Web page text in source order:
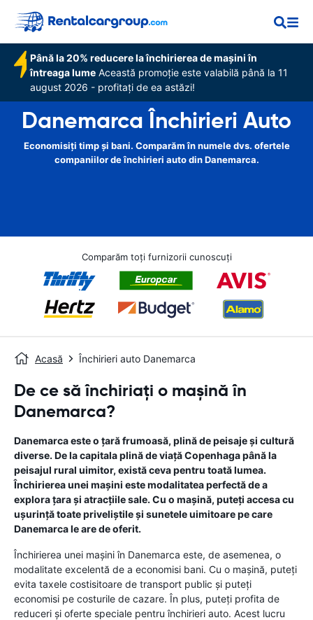
Până la 20% reducere la închirierea de mașini în
întreaga lume Această promoție este valabilă până la 11
august 2026 - profitați de ea astăzi!
Danemarca Închirieri Auto
Economisiți timp și bani. Comparăm în numele dvs. ofertele
companiilor de închirieri auto din Danemarca.
Comparăm toți furnizorii cunoscuți
Acasă Închirieri auto Danemarca
De ce să închiriați o mașină în
Danemarca?
Danemarca este o țară frumoasă, plină de peisaje și cultură
diverse. De la capitala plină de viață Copenhaga până la
peisajul rural uimitor, există ceva pentru toată lumea.
Închirierea unei mașini este modalitatea perfectă de a
explora țara și atracțiile sale. Cu o mașină, puteți accesa cu
ușurință toate priveliștile și sunetele uimitoare pe care
Danemarca le are de oferit.
Închirierea unei mașini în Danemarca este, de asemenea, o
modalitate excelentă de a economisi bani. Cu o mașină, puteți
evita taxele costisitoare de transport public și puteți
economisi pe costurile de cazare. În plus, puteți profita de
reduceri și oferte speciale pentru închirieri auto. Acest lucru